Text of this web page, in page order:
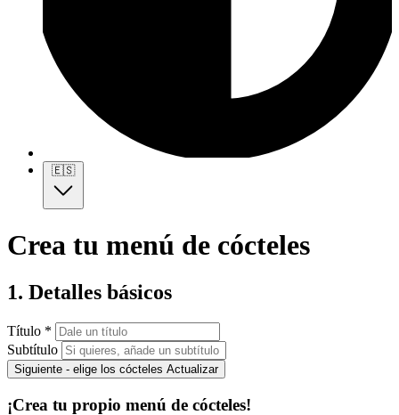
🇪🇸
Crea tu menú de cócteles
1. Detalles básicos
Título *
Subtítulo
Siguiente - elige los cócteles Actualizar
¡Crea tu propio menú de cócteles!